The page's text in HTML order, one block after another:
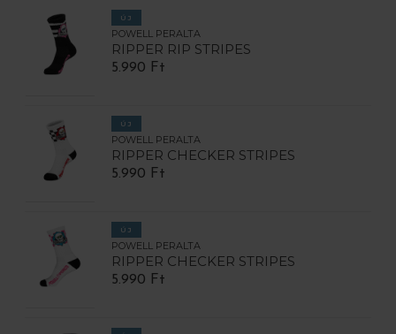
ÚJ
POWELL PERALTA
RIPPER RIP STRIPES
5.990 Ft
ÚJ
POWELL PERALTA
RIPPER CHECKER STRIPES
5.990 Ft
ÚJ
POWELL PERALTA
RIPPER CHECKER STRIPES
5.990 Ft